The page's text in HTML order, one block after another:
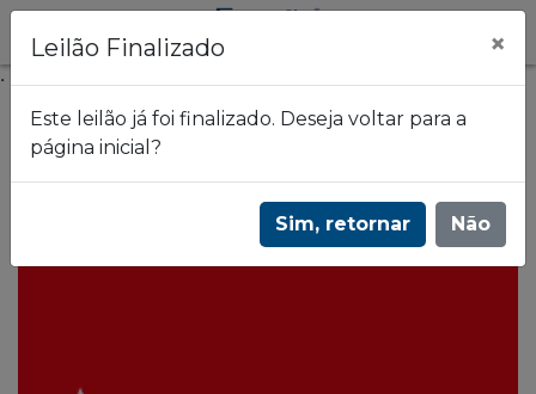
.
Frazão Leilões
Leilão de imóveis do Banco Santander 2890
Leilão Finalizado ×
Este leilão já foi finalizado. Deseja voltar para a
página inicial?
Sim, retornar Não